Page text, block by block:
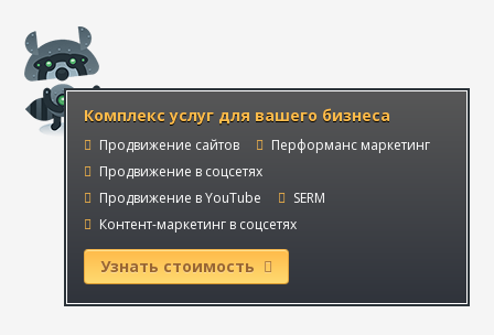
Комплекс услуг для вашего бизнеса
Продвижение сайтов
Перформанс маркетинг
Продвижение в соцсетях
Продвижение в YouTube
SERM
Контент-маркетинг в соцсетях
Узнать стоимость